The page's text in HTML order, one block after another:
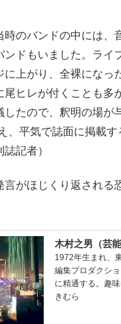
のバンドの中には、
ンドもいました。ライ
に上がり、全裸になっ
尾ヒレが付くことも多
したので、釈明の場が
、平気で誌面に掲載
記者）
がほじくり返される
木村之男（芸
1972年生まれ、
編集プロダクシ
に精通する。趣
きむら